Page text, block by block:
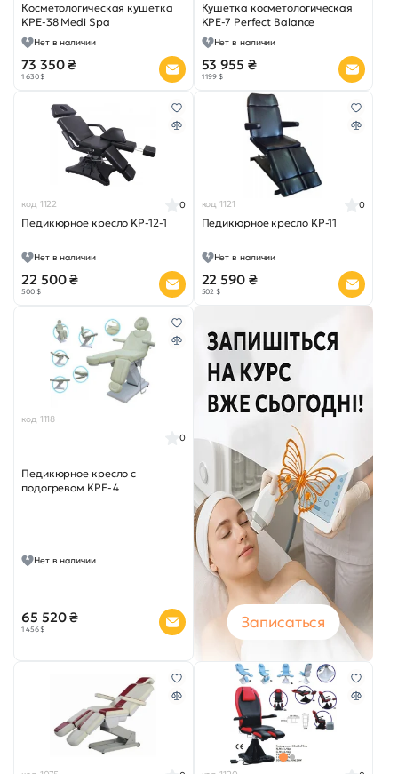
Косметологическая кушетка
KPE-38 Medi Spa
Нет в наличии
73 350 ₴
1 630 $
Кушетка косметологическая
KPE-7 Perfect Balance
Нет в наличии
53 955 ₴
1 199 $
код 1122
Педикюрное кресло KP-12-1
0
Нет в наличии
22 500 ₴
500 $
код 1121
Педикюрное кресло KP-11
0
Нет в наличии
22 590 ₴
502 $
код 1118
Педикюрное кресло с
подогревом KPE-4
0
Нет в наличии
65 520 ₴
1 456 $ Записаться